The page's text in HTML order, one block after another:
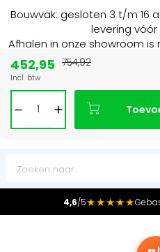
Bouwvak: gesloten 3 t/m 16
levering
Afhalen in onze showroom
4,6/5★★★★★
452,95
Incl. btw
754,92